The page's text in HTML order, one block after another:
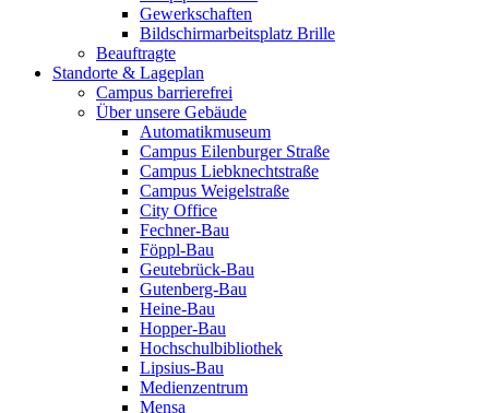
Gewerkschaften
Bildschirmarbeitsplatz Brille
Beauftragte
Standorte & Lageplan
Campus barrierefrei
Über unsere Gebäude
Automatikmuseum
Campus Eilenburger Straße
Campus Liebknechtstraße
Campus Weigelstraße
City Office
Fechner-Bau
Föppl-Bau
Geutebrück-Bau
Gutenberg-Bau
Heine-Bau
Hopper-Bau
Hochschulbibliothek
Lipsius-Bau
Medienzentrum
Mensa